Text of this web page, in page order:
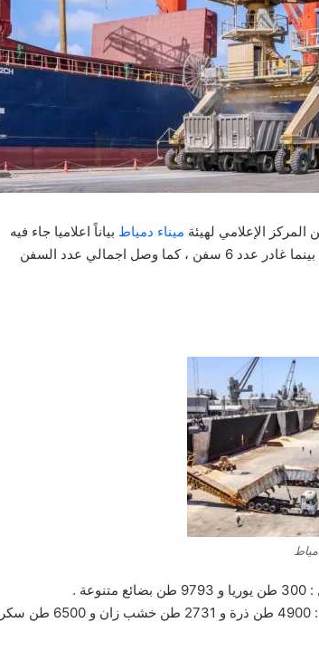
ميناء دمياط بياناً اعلاميا جاء فيه
ان الميناء استقبل خلال الـ 24 ساعة الماضية عدد 4 سفن .. بينما غادر عدد 6 سفن ، كما وصل اجمالي عدد السفن
كما بلغت حركة الوارد من البضائع العامة 48525 طن تشمل : 4900 طن ذرة و 2731 طن خشب زان و 6500 طن سكر